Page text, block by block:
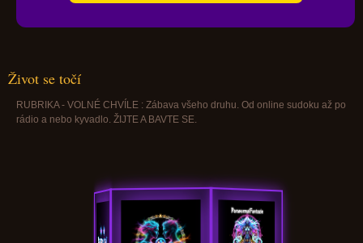
Život se točí
RUBRIKA - VOLNÉ CHVÍLE : Zábava všeho druhu. Od online sudoku až po
rádio a nebo kyvadlo. ŽIJTE A BAVTE SE.